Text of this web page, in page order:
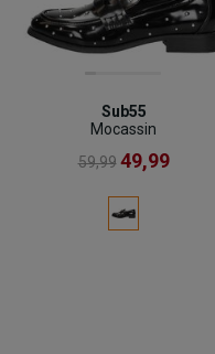
Sub55
Mocassin
59,99 49,99